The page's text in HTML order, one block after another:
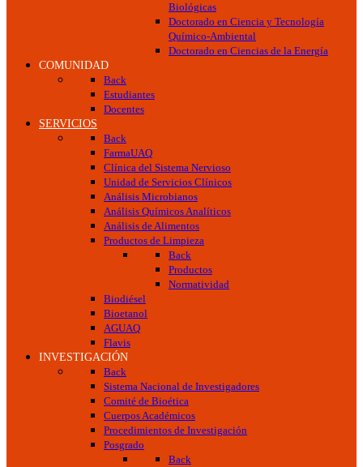
Biológicas
Doctorado en Ciencia y Tecnología
Químico-Ambiental
Doctorado en Ciencias de la Energía
COMUNIDAD
Back
Estudiantes
Docentes
SERVICIOS
Back
FarmaUAQ
Clínica del Sistema Nervioso
Unidad de Servicios Clínicos
Análisis Microbianos
Análisis Químicos Analíticos
Análisis de Alimentos
Productos de Limpieza
Back
Productos
Normatividad
Biodiésel
Bioetanol
AGUAQ
Flavis
INVESTIGACIÓN
Back
Sistema Nacional de Investigadores
Comité de Bioética
Cuerpos Académicos
Procedimientos de Investigación
Posgrado
Back